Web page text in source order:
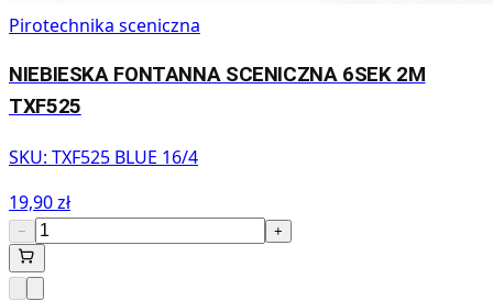
Pirotechnika sceniczna
NIEBIESKA FONTANNA SCENICZNA 6SEK 2M
TXF525
SKU: TXF525 BLUE 16/4
19,90 zł
− +